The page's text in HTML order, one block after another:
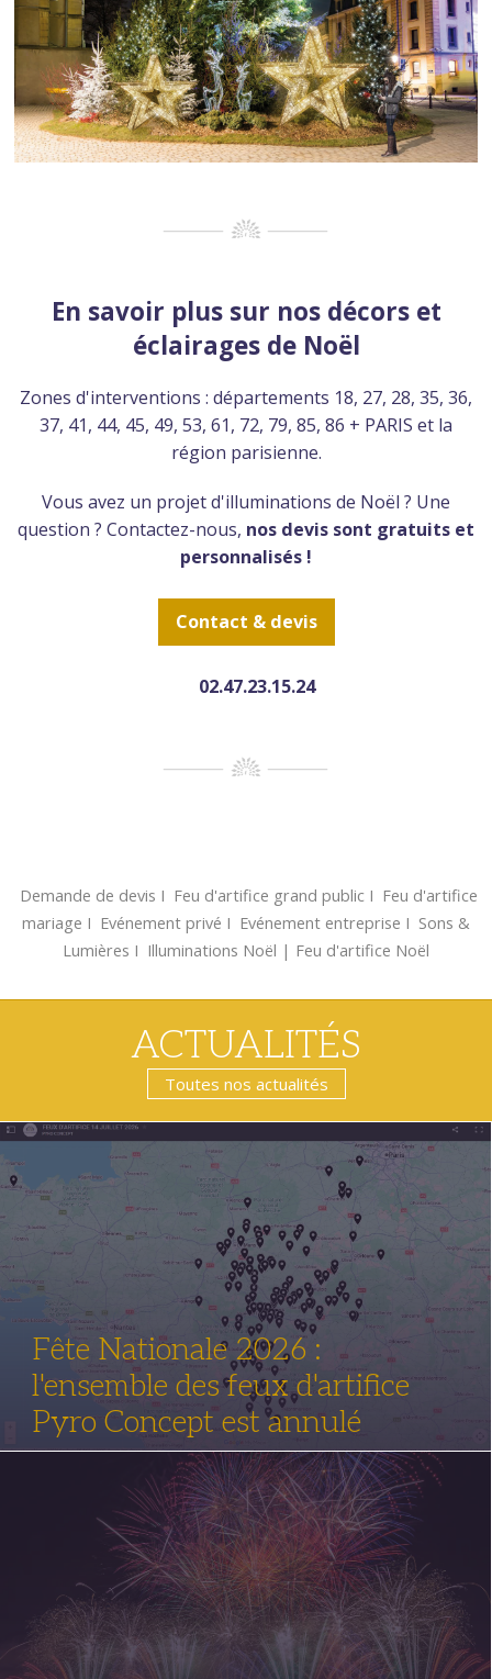
En savoir plus sur nos décors et
éclairages de Noël
Zones d'interventions : départements 18, 27, 28, 35, 36,
37, 41, 44, 45, 49, 53, 61, 72, 79, 85, 86 + PARIS et la
région parisienne.
Vous avez un projet d'illuminations de Noël ? Une
question ? Contactez-nous, nos devis sont gratuits et
personnalisés !
Contact & devis
02.47.23.15.24
Demande de devis Ι Feu d'artifice grand publicΙ Feu d'artifice
mariage Ι Evénement privé Ι Evénement entreprise Ι Sons &
Lumières Ι Illuminations Noël | Feu d'artifice Noël
ACTUALITÉS
Toutes nos actualités
Fête Nationale 2026 :
l'ensemble des feux d'artifice
Pyro Concept est annulé